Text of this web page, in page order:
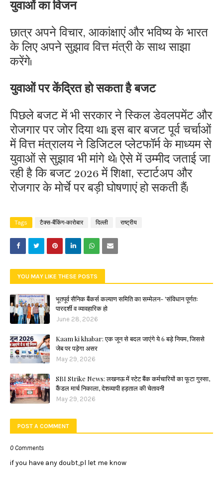
छात्र अपने विचार, आकांक्षाएं और भविष्य के भारत
के लिए अपने सुझाव वित्त मंत्री के साथ साझा
करेंगे।
युवाओं पर केंद्रित हो सकता है बजट
पिछले बजट में भी सरकार ने स्किल डेवलपमेंट और
रोजगार पर जोर दिया था। इस बार बजट पूर्व चर्चाओं
में वित्त मंत्रालय ने डिजिटल प्लेटफॉर्म के माध्यम से
युवाओं से सुझाव भी मांगे थे। ऐसे में उम्मीद जताई जा
रही है कि बजट 2026 में शिक्षा, स्टार्टअप और
रोजगार के मोर्चे पर बड़ी घोषणाएं हो सकती हैं।
Tags टैक्स-बैंकिंग-कारोबार दिल्ली राष्ट्रीय
YOU MAY LIKE THESE POSTS
भूतपूर्व सैनिक बैंकर्स कल्याण समिति का सम्मेलन- 'संविधान पूर्णतः
पारदर्शी व व्यावहारिक हो
June 28, 2026
Kaam ki khabar: एक जून से बदल जाएंगे ये 6 बड़े नियम, जिससे
जेब पर पड़ेगा असर
May 29, 2026
SBI Strike News: लखनऊ में स्टेट बैंक कर्मचारियों का फूटा गुस्सा,
कैंडल मार्च निकाला, देशव्यापी हड़ताल की चेतावनी
May 29, 2026
POST A COMMENT
0 Comments
if you have any doubt,pl let me know